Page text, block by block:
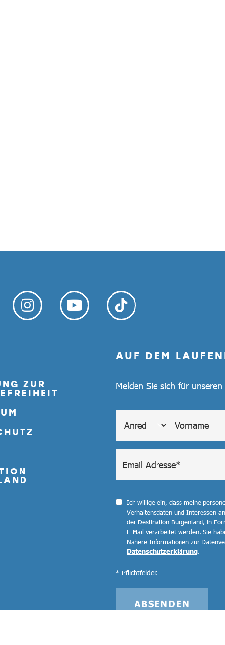
ZUR
AUF DEM
Melden Sie sich für
Ich willige ein, dass meine
Verhaltensdaten und Interessen
der Destination Burgenland, in
E-Mail verarbeitet werden. Sie
Nähere Informationen zur
Datenschutzerklärung.
* Pflichtfelder.
ABSENDEN